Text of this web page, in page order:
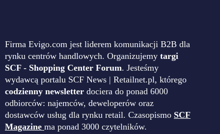
Firma Evigo.com jest liderem komunikacji B2B dla
rynku centrów handlowych. Organizujemy targi
SCF - Shopping Center Forum. Jesteśmy
wydawcą portalu SCF News | Retailnet.pl, którego
codzienny newsletter dociera do ponad 6000
odbiorców: najemców, deweloperów oraz
dostawców usług dla rynku retail. Czasopismo SCF
Magazine ma ponad 3000 czytelników.